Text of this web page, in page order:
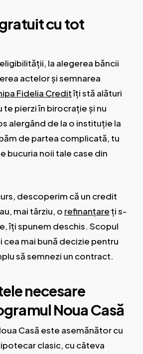
cu tot
la alegerea băncii
actelor și semnarea
Fidelia Creditîți stă alături
te pierzi în birocrație și nu
alergând de la o instituție la
de partea complicată, tu
bucuria noii tale case din
descoperim că un credit
mai târziu, o refinanțareți s-
îți spunem deschis. Scopul
cea mai bună decizie pentru
să semnezi un contract.
necesare
Noua Casă
Casă este asemănător cu
clasic, cu câteva